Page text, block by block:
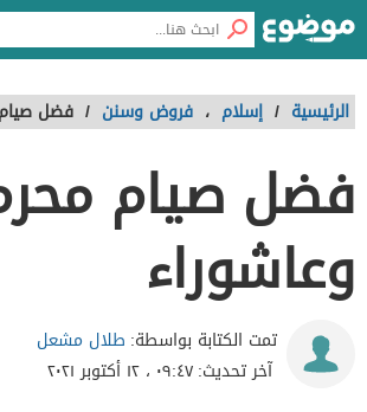
الرئيسية / إسلام ، فروض وسنن / فضل
فضل صيام
وعاشوراء
تمت الكتابة بواسطة: طلال مشعل
آخر تحديث:٠٩:٤٧ ، ١٢ أكتوبر ٢٠٢١